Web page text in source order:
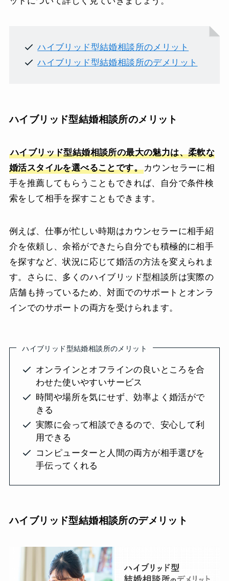
ハイブリッド型結婚相談所のメリット
ハイブリッド型結婚相談所のデメリット
ハイブリッド型結婚相談所のメリット
ハイブリッド型結婚相談所の最大の魅力は、柔軟な
婚活スタイルを選べることです。カウンセラーに相
手を推薦してもらうこともできれば、自分で条件検
索をして相手を探すこともできます。
例えば、仕事が忙しい時期はカウンセラーに相手紹
介を依頼し、余裕ができたら自分でも積極的に相手
を探すなど、状況に応じて婚活の方法を変えられま
す。さらに、多くのハイブリッド型相談所は実際の
店舗も持っているため、対面でのサポートとオンラ
インでのサポートの両方を受けられます。
ハイブリッド型結婚相談所のメリット
オンラインとオフラインの良いところを合
わせた使いやすいサービス
時間や場所を気にせず、効率よく婚活がで
きる
実際に会って相談できるので、安心して利
用できる
コンピューターと人間の両方が相手選びを
手伝ってくれる
ハイブリッド型結婚相談所のデメリット